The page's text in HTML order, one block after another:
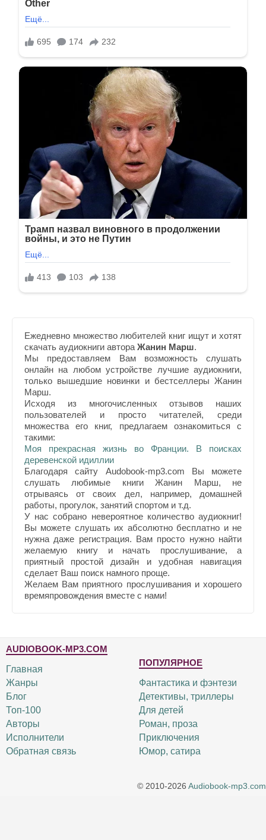
Ежедневно множество любителей книг ищут и хотят
скачать аудиокниги автора Жанин Марш.
Мы предоставляем Вам возможность слушать
онлайн на любом устройстве лучшие аудиокниги,
только вышедшие новинки и бестселлеры Жанин
Марш.
Исходя из многочисленных отзывов наших
пользователей и просто читателей, среди
множества его книг, предлагаем ознакомиться с
такими:
Моя прекрасная жизнь во Франции. В поисках
деревенской идиллии
Благодаря сайту Audobook-mp3.com Вы можете
слушать любимые книги Жанин Марш, не
отрываясь от своих дел, например, домашней
работы, прогулок, занятий спортом и т.д.
У нас собрано невероятное количество аудиокниг!
Вы можете слушать их абсолютно бесплатно и не
нужна даже регистрация. Вам просто нужно найти
желаемую книгу и начать прослушивание, а
приятный простой дизайн и удобная навигация
сделает Ваш поиск намного проще.
Желаем Вам приятного прослушивания и хорошего
времяпровождения вместе с нами!
AUDIOBOOK-MP3.COM
Главная
Жанры
Блог
Топ-100
Авторы
Исполнители
Обратная связь
ПОПУЛЯРНОЕ
Фантастика и фэнтези
Детективы, триллеры
Для детей
Роман, проза
Приключения
Юмор, сатира
© 2010-2026 Audiobook-mp3.com